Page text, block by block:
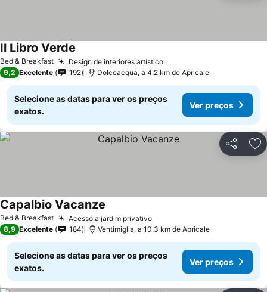
Bed & Breakfast Design de interiores artísticoVer preços
Il Libro Verde
9,2 Excelente 192 Dolceacqua, a 4.2 km de Apricale
Selecione as datas para ver os preços
exatos.
Ver preços
Partilhar
Bed & Breakfast Acesso a jardim privativoVer preços
Capalbio Vacanze
8,9 Excelente 184 Ventimiglia, a 10.3 km de Apricale
Selecione as datas para ver os preços
exatos.
Ver preços